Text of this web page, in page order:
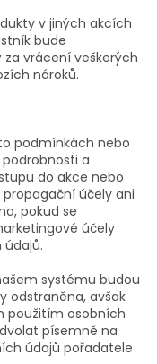
v jiných akcích
bude
za vrácení veškerých
nároků.
podmínkách nebo
a
do akce nebo
účely ani
pokud se
účely
údajů.
systému budou
odstraněna, avšak
použitím osobních
písemně na
údajů pořadatele